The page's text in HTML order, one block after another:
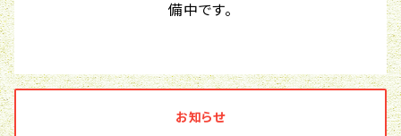
備中です。
お知らせ